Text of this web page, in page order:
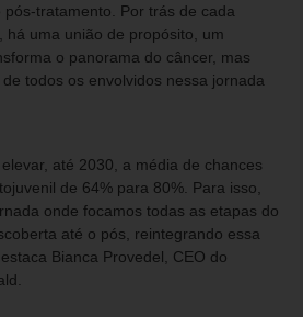
tratamento. Por trás de cada
há uma união de propósito, um
o panorama do câncer, mas
todos os envolvidos nessa jornada
até 2030, a média de chances
de 64% para 80%. Para isso,
onde focamos todas as etapas do
até o pós, reintegrando essa
Bianca Provedel, CEO do